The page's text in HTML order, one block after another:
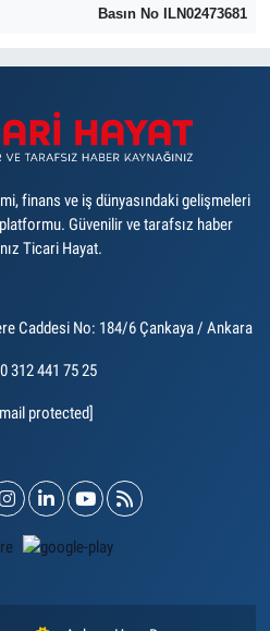
Basın No ILN02473681
finans ve iş dünyasındaki gelişmeleri
Güvenilir ve tarafsız haber
Ticari Hayat.
Caddesi No: 184/6 Çankaya / Ankara
312 441 75 25
protected]